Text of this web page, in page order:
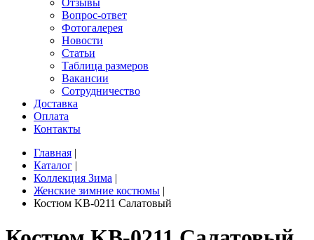
Отзывы
Вопрос-ответ
Фотогалерея
Новости
Статьи
Таблица размеров
Вакансии
Сотрудничество
Доставка
Оплата
Контакты
Главная |
Каталог |
Коллекция Зима |
Женские зимние костюмы |
Костюм KB-0211 Салатовый